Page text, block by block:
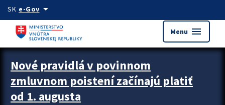
Preskocit na hlavný obsah
SK e-Govarrow_drop_down
Menu menu
Zastavit automatický posun upútavok
Nové pravidlá v povinnom
zmluvnom poistení začínajú platiť
od 1. augusta